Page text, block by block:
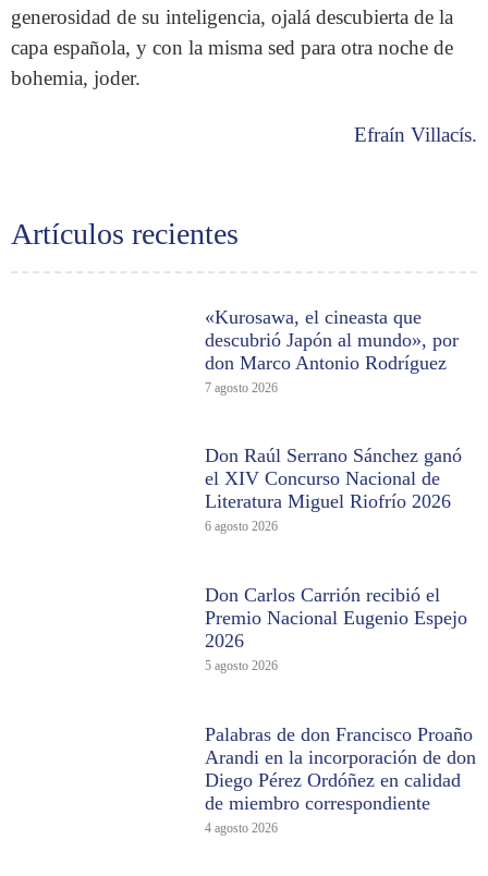
Artículos recientes
«Kurosawa, el cineasta que
descubrió Japón al mundo», por
don Marco Antonio Rodríguez
7 agosto 2026
Don Raúl Serrano Sánchez ganó
el XIV Concurso Nacional de
Literatura Miguel Riofrío 2026
6 agosto 2026
Don Carlos Carrión recibió el
Premio Nacional Eugenio Espejo
2026
5 agosto 2026
Palabras de don Francisco Proaño
Arandi en la incorporación de don
Diego Pérez Ordóñez en calidad
de miembro correspondiente
4 agosto 2026
generosidad de su inteligencia, ojalá descubierta de la
capa española, y con la misma sed para otra noche de
bohemia, joder.
Efraín Villacís.